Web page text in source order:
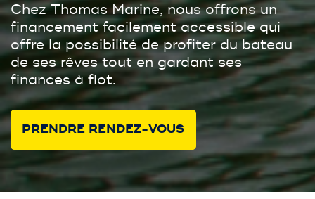
Chez Thomas Marine, nous offrons un
financement facilement accessible qui
offre la possibilité de profiter du bateau
de ses rêves tout en gardant ses
finances à flot.
PRENDRE RENDEZ-VOUS